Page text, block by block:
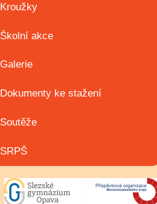
Kroužky
Školní akce
Galerie
Dokumenty ke stažení
Soutěže
SRPŠ